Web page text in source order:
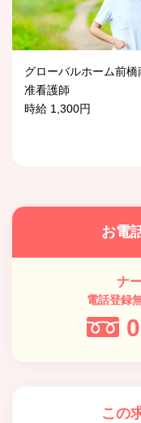
グローバルホーム前橋
准看護師
時給 1,300円
お電
ナ
電話登録
この